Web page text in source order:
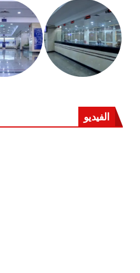
الفيديو